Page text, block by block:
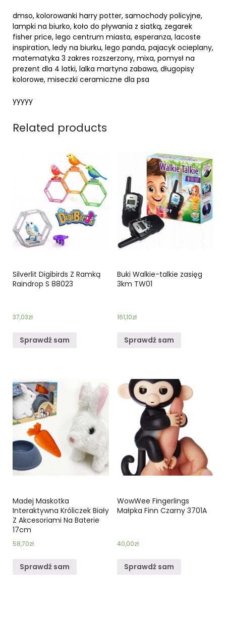
dmso, kolorowanki harry potter, samochody policyjne,
lampki na biurko, koło do pływania z siatką, zegarek
fisher price, lego centrum miasta, esperanza, lacoste
inspiration, ledy na biurku, lego panda, pajacyk ocieplany,
matematyka 3 zakres rozszerzony, mixa, pomysł na
prezent dla 4 latki, lalka martyna zabawa, długopisy
kolorowe, miseczki ceramiczne dla psa
yyyyy
Related products
Silverlit Digibirds Z Ramką
Raindrop S 88023
37,03zł
Sprawdź sam
Buki Walkie-talkie zasięg
3km TW01
161,10zł
Sprawdź sam
Madej Maskotka
Interaktywna Króliczek Biały
Z Akcesoriami Na Baterie
17cm
58,70zł
Sprawdź sam
WowWee Fingerlings
Małpka Finn Czarny 3701A
40,00zł
Sprawdź sam